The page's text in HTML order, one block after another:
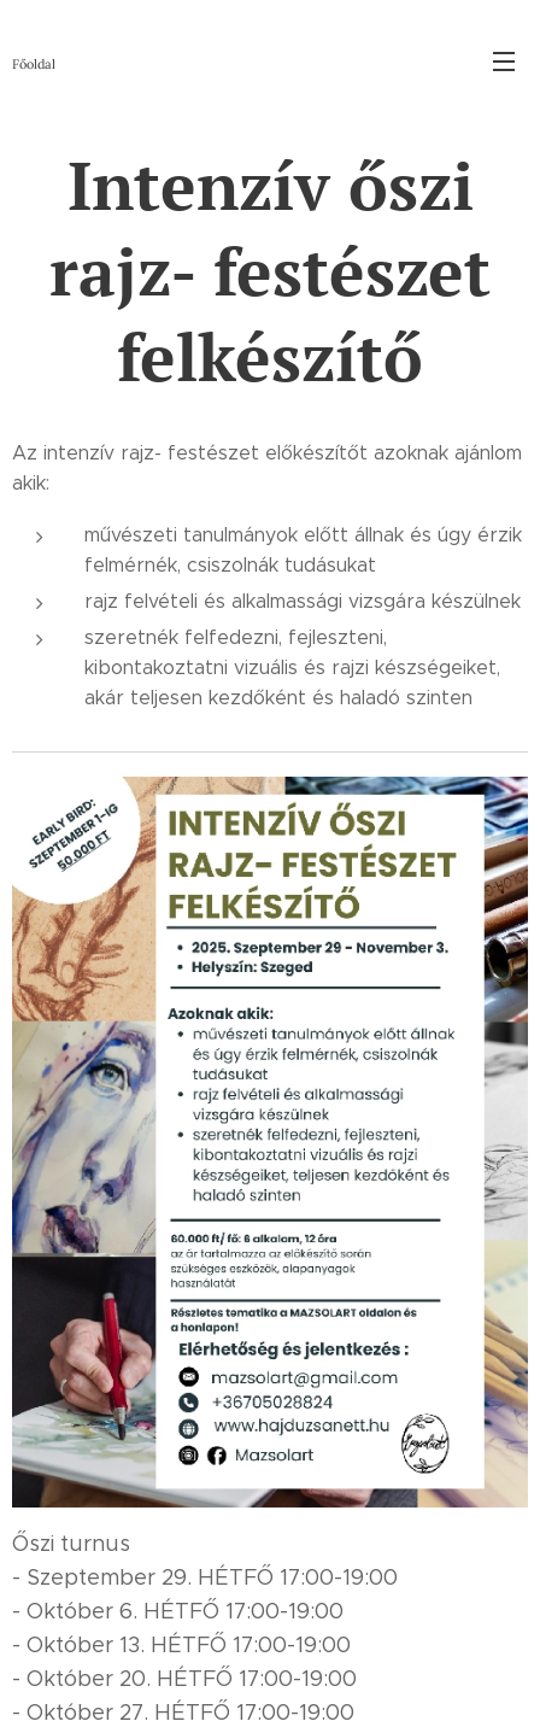
Főoldal
Intenzív őszi
rajz- festészet
felkészítő
Az intenzív rajz- festészet előkészítőt azoknak ajánlom
akik:
művészeti tanulmányok előtt állnak és úgy érzik
felmérnék, csiszolnák tudásukat
rajz felvételi és alkalmassági vizsgára készülnek
szeretnék felfedezni, fejleszteni,
kibontakoztatni vizuális és rajzi készségeiket,
akár teljesen kezdőként és haladó szinten
Őszi turnus
- Szeptember 29. HÉTFŐ 17:00-19:00
- Október 6. HÉTFŐ 17:00-19:00
- Október 13. HÉTFŐ 17:00-19:00
- Október 20. HÉTFŐ 17:00-19:00
- Október 27. HÉTFŐ 17:00-19:00